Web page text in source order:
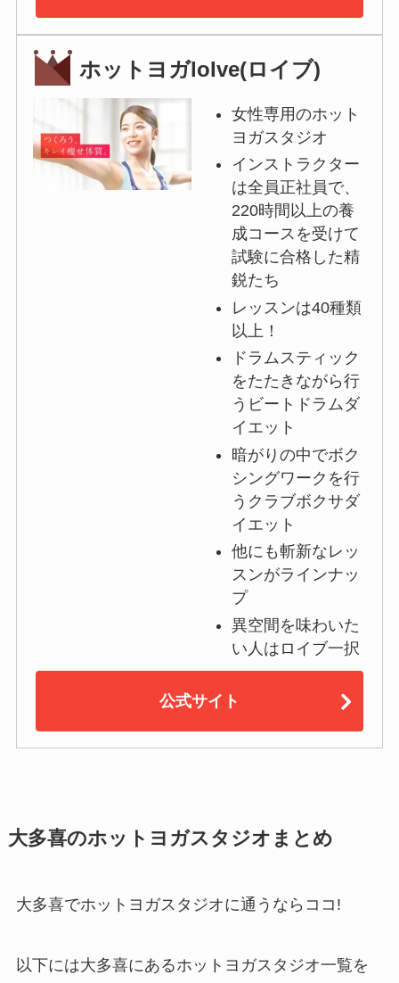
ホットヨガloIve(ロイブ)
女性専用のホット
ヨガスタジオ
インストラクター
は全員正社員で、
220時間以上の養
成コースを受けて
試験に合格した精
鋭たち
レッスンは40種類
以上！
ドラムスティック
をたたきながら行
うビートドラムダ
イエット
暗がりの中でボク
シングワークを行
うクラブボクサダ
イエット
他にも斬新なレッ
スンがラインナッ
プ
異空間を味わいた
い人はロイブ一択
公式サイト
大多喜のホットヨガスタジオまとめ
大多喜でホットヨガスタジオに通うならココ!
以下には大多喜にあるホットヨガスタジオ一覧を